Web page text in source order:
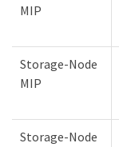
MIP
Storage-Node
MIP
Storage-Node